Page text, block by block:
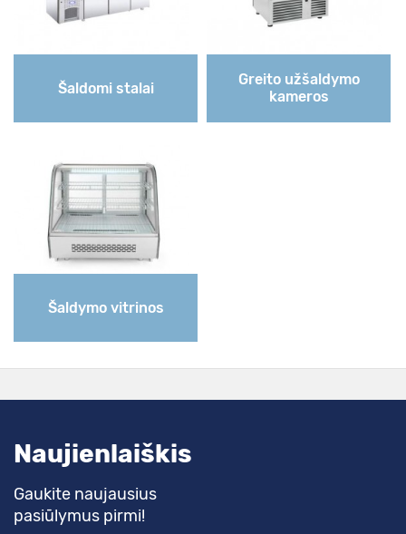
Šaldomi stalai
Greito užšaldymo
kameros
Šaldymo vitrinos
Naujienlaiškis
Gaukite naujausius
pasiūlymus pirmi!